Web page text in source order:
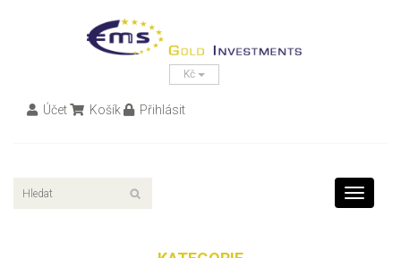
Kč
Účet Košík Přihlásit
Toggle